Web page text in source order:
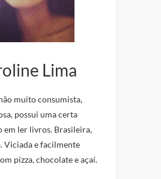
Lima
muito consumista,
possui uma certa
em ler livros. Brasileira,
Viciada e facilmente
pizza, chocolate e açaí.